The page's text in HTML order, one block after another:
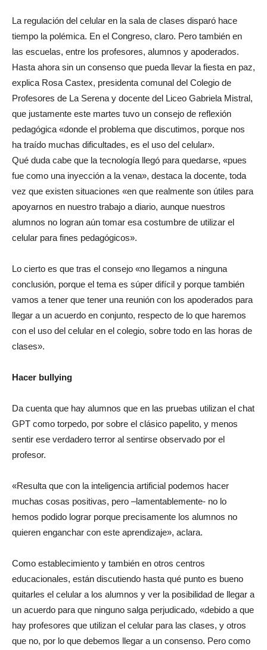
La regulación del celular en la sala de clases disparó hace
tiempo la polémica. En el Congreso, claro. Pero también en
las escuelas, entre los profesores, alumnos y apoderados.
Hasta ahora sin un consenso que pueda llevar la fiesta en paz,
explica Rosa Castex, presidenta comunal del Colegio de
Profesores de La Serena y docente del Liceo Gabriela Mistral,
que justamente este martes tuvo un consejo de reflexión
pedagógica «donde el problema que discutimos, porque nos
ha traído muchas dificultades, es el uso del celular».
Qué duda cabe que la tecnología llegó para quedarse, «pues
fue como una inyección a la vena», destaca la docente, toda
vez que existen situaciones «en que realmente son útiles para
apoyarnos en nuestro trabajo a diario, aunque nuestros
alumnos no logran aún tomar esa costumbre de utilizar el
celular para fines pedagógicos».
Lo cierto es que tras el consejo «no llegamos a ninguna
conclusión, porque el tema es súper difícil y porque también
vamos a tener que tener una reunión con los apoderados para
llegar a un acuerdo en conjunto, respecto de lo que haremos
con el uso del celular en el colegio, sobre todo en las horas de
clases».
Hacer bullying
Da cuenta que hay alumnos que en las pruebas utilizan el chat
GPT como torpedo, por sobre el clásico papelito, y menos
sentir ese verdadero terror al sentirse observado por el
profesor.
«Resulta que con la inteligencia artificial podemos hacer
muchas cosas positivas, pero –lamentablemente- no lo
hemos podido lograr porque precisamente los alumnos no
quieren enganchar con este aprendizaje», aclara.
Como establecimiento y también en otros centros
educacionales, están discutiendo hasta qué punto es bueno
quitarles el celular a los alumnos y ver la posibilidad de llegar a
un acuerdo para que ninguno salga perjudicado, «debido a que
hay profesores que utilizan el celular para las clases, y otros
que no, por lo que debemos llegar a un consenso. Pero como